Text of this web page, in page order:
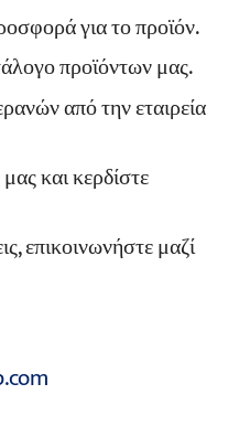
για το προϊόν.
προϊόντων μας.
από την εταιρεία
και κερδίστε
επικοινωνήστε μαζί